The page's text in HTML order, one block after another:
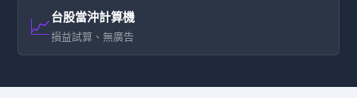
📈台股當沖計算機
損益試算、無廣告